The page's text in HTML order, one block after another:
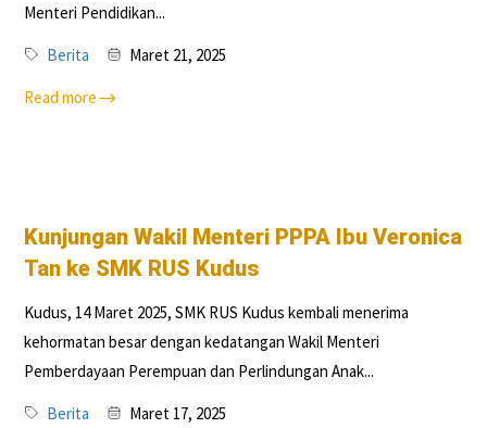
Menteri Pendidikan...
Berita Maret 21, 2025
Read more
Kunjungan Wakil Menteri PPPA Ibu Veronica
Tan ke SMK RUS Kudus
Kudus, 14 Maret 2025, SMK RUS Kudus kembali menerima
kehormatan besar dengan kedatangan Wakil Menteri
Pemberdayaan Perempuan dan Perlindungan Anak...
Berita Maret 17, 2025